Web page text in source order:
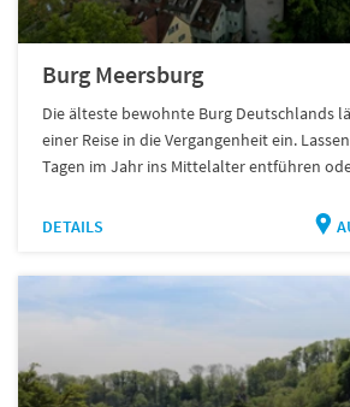
Burg Meersburg
Die älteste bewohnte Burg Deutschlands
einer Reise in die Vergangenheit ein.
Tagen im Jahr ins Mittelalter entführen
DETAILS